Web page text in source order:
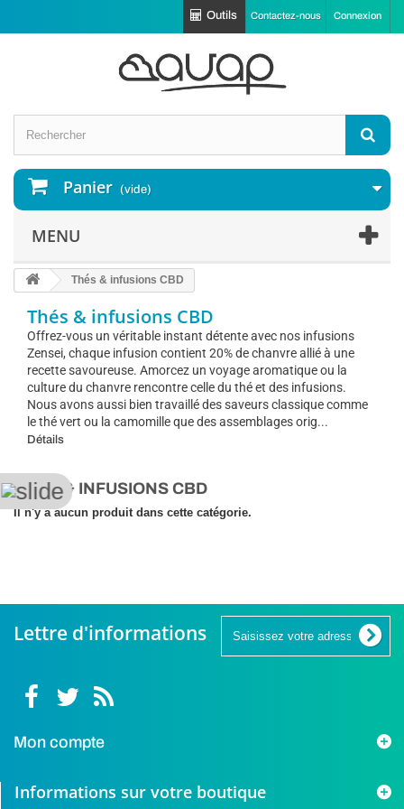
Connexion
Contactez-nous
Outils
Panier (vide)
MENU
Thés & infusions CBD
Thés & infusions CBD
Offrez-vous un véritable instant détente avec nos infusions
Zensei, chaque infusion contient 20% de chanvre allié à une
recette savoureuse. Amorcez un voyage aromatique ou la
culture du chanvre rencontre celle du thé et des infusions.
Nous avons aussi bien travaillé des saveurs classique comme
le thé vert ou la camomille que des assemblages orig...
Détails
THÉS & INFUSIONS CBD
Il n'y a aucun produit dans cette catégorie.
Lettre d'informations
Mon compte
Informations sur votre boutique